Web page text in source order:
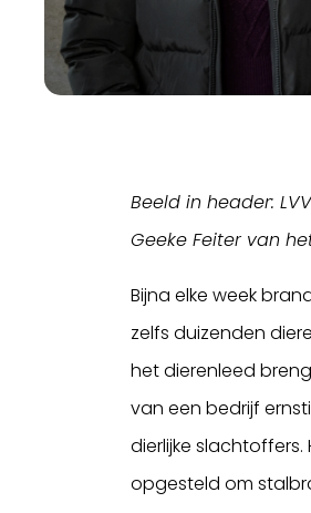
Beeld in header:
Geeke Feiter van
Bijna elke week
zelfs duizenden
het dierenleed
van een bedrijf
dierlijke
opgesteld om